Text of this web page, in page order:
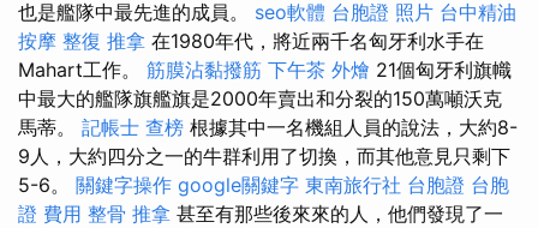
也是艦隊中最先進的成員。 seo軟體 台胞證 照片 台中精油
按摩 整復 推拿 在1980年代，將近兩千名匈牙利水手在
Mahart工作。 筋膜沾黏撥筋 下午茶 外燴 21個匈牙利旗幟
中最大的艦隊旗艦旗是2000年賣出和分裂的150萬噸沃克
馬蒂。 記帳士 查榜 根據其中一名機組人員的說法，大約8-
9人，大約四分之一的牛群利用了切換，而其他意見只剩下
5-6。 關鍵字操作 google關鍵字 東南旅行社 台胞證 台胞
證 費用 整骨 推拿 甚至有那些後來來的人，他們發現了一